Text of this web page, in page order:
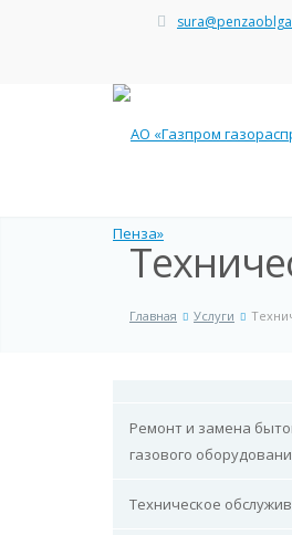
Главная Услуги
Ремонт и замена
газового
Техническое